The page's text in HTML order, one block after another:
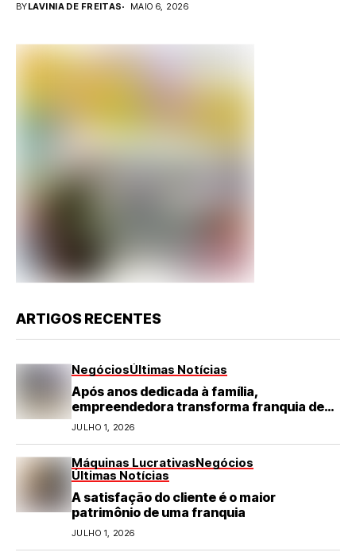
BYLAVINIA DE FREITAS MAIO 6, 2026
ARTIGOS RECENTES
NegóciosÚltimas Notícias
Após anos dedicada à família,
empreendedora transforma franquia de
turismo em negócio de destaque no RN
JULHO 1, 2026
Máquinas LucrativasNegócios
Últimas Notícias
A satisfação do cliente é o maior
patrimônio de uma franquia
JULHO 1, 2026